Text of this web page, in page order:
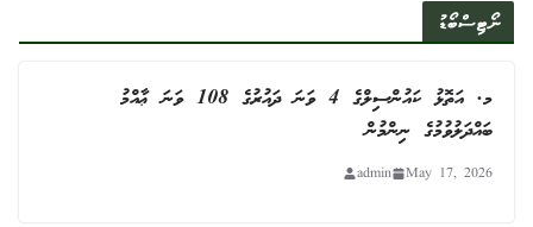
ނޯޓިސްބޯޑު
މ. އަތޮޅު ކައުންސިލްގެ 4 ވަނަ ދައުރުގެ 108 ވަނަ ޢާއްމު
ބައްދަލުވުމުގެ ނިންމުން
May 17, 2026
admin